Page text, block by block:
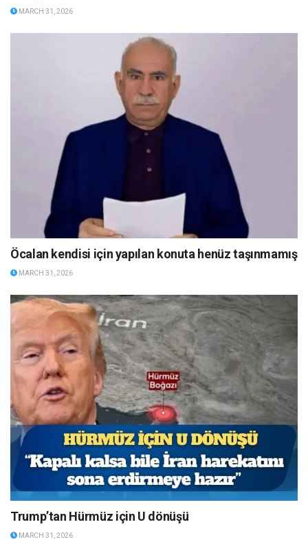
MARCH 31, 2026
Öcalan kendisi için yapılan konuta henüz taşınmamış
MARCH 31, 2026
Trump’tan Hürmüz için U dönüşü
MARCH 31, 2026